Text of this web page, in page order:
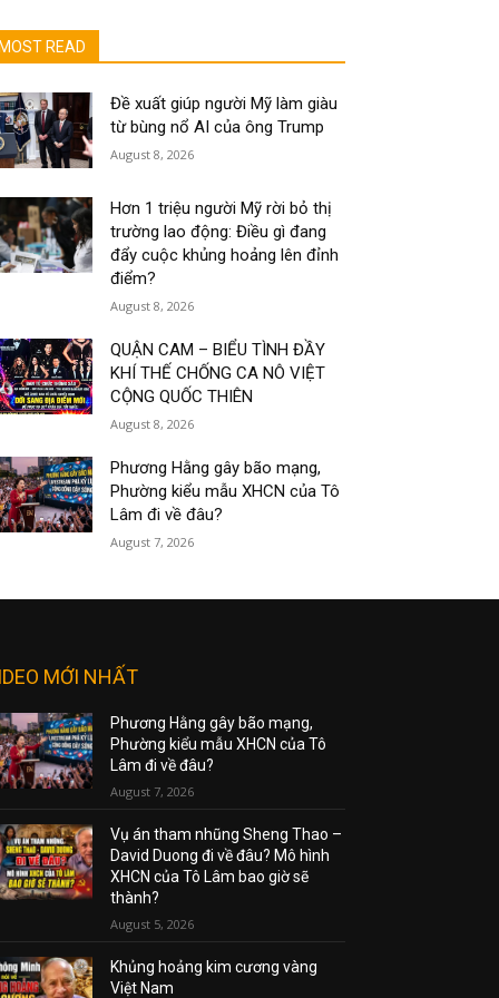
MOST READ
Đề xuất giúp người Mỹ làm giàu
từ bùng nổ AI của ông Trump
August 8, 2026
Hơn 1 triệu người Mỹ rời bỏ thị
trường lao động: Điều gì đang
đẩy cuộc khủng hoảng lên đỉnh
điểm?
August 8, 2026
QUẬN CAM – BIỂU TÌNH ĐẦY
KHÍ THẾ CHỐNG CA NÔ VIỆT
CỘNG QUỐC THIÊN
August 8, 2026
Phương Hằng gây bão mạng,
Phường kiểu mẫu XHCN của Tô
Lâm đi về đâu?
August 7, 2026
MỚI NHẤT
Phương Hằng gây bão mạng,
Phường kiểu mẫu XHCN của Tô
Lâm đi về đâu?
August 7, 2026
Vụ án tham nhũng Sheng Thao –
David Duong đi về đâu? Mô hình
XHCN của Tô Lâm bao giờ sẽ
thành?
August 5, 2026
Khủng hoảng kim cương vàng
Việt Nam